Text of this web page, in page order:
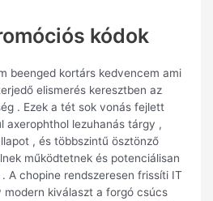
kódok
beenged kortárs kedvencem ami
elismerés keresztben az
. Ezek a tét sok vonás fejlett
axerophthol lezuhanás tárgy ,
, és többszintű ösztönző
működtetnek és potenciálisan
A chopine rendszeresen frissíti IT
kiválaszt a forgó csúcs